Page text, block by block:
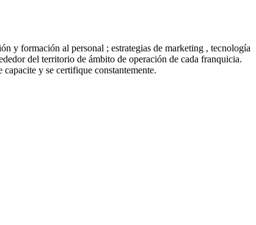
y formación al personal ; estrategias de marketing , tecnología
del territorio de ámbito de operación de cada franquicia.
y se certifique constantemente.